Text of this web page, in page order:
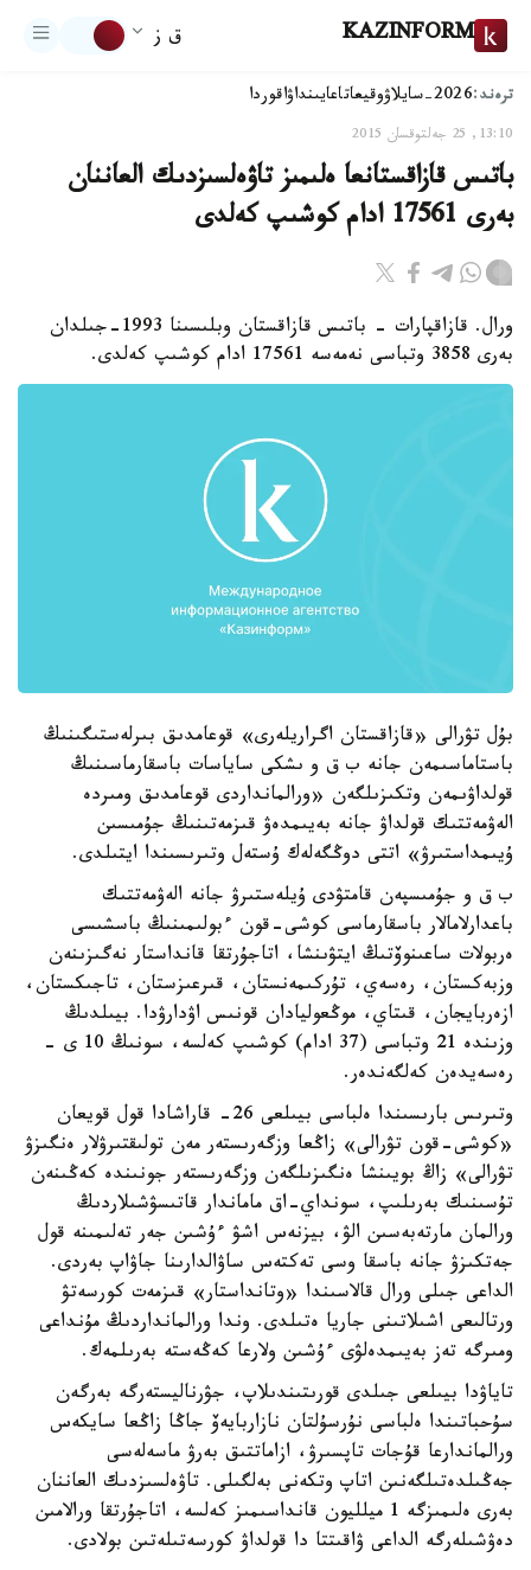
KAZINFORM ق ز
ترەند:2026-سايلاۋ وقيعاتاعايىنداۋاقوردا
13:10, 25 جەلتوقسان 2015
باتىس قازاقستانعا ەلىمىز تاۋەلسىزدىك العاننان
بەرى 17561 ادام كوشىپ كەلدى
ورال. قازاقپارات - باتىس قازاقستان وبلىسىنا 1993-جىلدان
بەرى 3858 وتباسى نەمەسە 17561 ادام كوشىپ كەلدى.
بۇل تۋرالى «قازاقستان اگراريلەرى» قوعامدىق بىرلەستىگىنىڭ
باستاماسىمەن جانە ب ق و ىشكى ساياسات باسقارماسىنىڭ
قولداۋىمەن وتكىزىلگەن «ورالمانداردى قوعامدىق ومىردە
الەۋمەتتىك قولداۋ جانە بەيىمدەۋ قىزمەتىنىڭ جۇمىسىن
ۇيىمداستىرۋ» اتتى دوڭگەلەك ۇستەل وتىرىسىندا ايتىلدى.
ب ق و جۇمىسپەن قامتۋدى ۇيلەستىرۋ جانە الەۋمەتتىك
باعدارلامالار باسقارماسى كوشى-قون ءبولىمىنىڭ باسشىسى
ەربولات ساعىنوۆتىڭ ايتۋىنشا، اتاجۇرتقا قانداستار نەگىزىنەن
وزبەكستان، رەسەي، تۇركىمەنستان، قىرعىزستان، تاجىكستان،
ازەربايجان، قىتاي، موڭعوليادان قونىس اۋدارۋدا. بيىلدىڭ
وزىندە 21 وتباسى (37 ادام) كوشىپ كەلسە، سونىڭ 10 ى -
رەسەيدەن كەلگەندەر.
وتىرىس بارىسىندا ەلباسى بيىلعى 26- قاراشادا قول قويعان
«كوشى-قون تۋرالى» زاڭعا وزگەرىستەر مەن تولىقتىرۋلار ەنگىزۋ
تۋرالى» زاڭ بويىنشا ەنگىزىلگەن وزگەرىستەر جونىندە كەڭىنەن
تۇسىنىك بەرىلىپ، سونداي-اق ماماندار قاتىسۋشىلاردىڭ
ورالمان مارتەبەسىن الۋ، بيزنەس اشۋ ءۇشىن جەر تەلىمىنە قول
جەتكىزۋ جانە باسقا وسى تەكتەس ساۋالدارىنا جاۋاپ بەردى.
الداعى جىلى ورال قالاسىندا «وتانداستار» قىزمەت كورسەتۋ
ورتالىعى اشىلاتىنى جاريا ەتىلدى. وندا ورالمانداردىڭ مۇنداعى
ومىرگە تەز بەيىمدەلۋى ءۇشىن ولارعا كەڭەستە بەرىلمەك.
تاياۋدا بيىلعى جىلدى قورىتىندىلاپ، جۋرناليستەرگە بەرگەن
سۇحباتىندا ەلباسى نۇرسۇلتان نازاربايەۆ جاڭا زاڭعا سايكەس
ورالماندارعا قۇجات تاپسىرۋ، ازاماتتىق بەرۋ ماسەلەسى
جەڭىلدەتىلگەنىن اتاپ وتكەنى بەلگىلى. تاۋەلسىزدىك العاننان
بەرى ەلىمىزگە 1 ميلليون قانداسىمىز كەلسە، اتاجۇرتقا ورالامىن
دەۋشىلەرگە الداعى ۋاقىتتا دا قولداۋ كورسەتىلەتىن بولادى.